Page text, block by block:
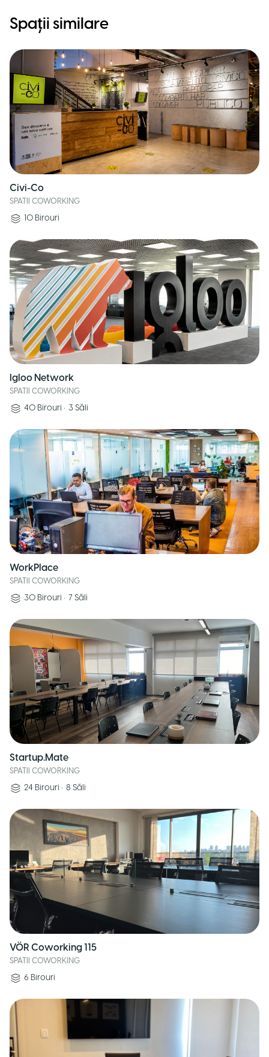
Spații similare
Civi-Co
SPATII COWORKING
10 Birouri
Igloo Network
SPATII COWORKING
40 Birouri • 3 Săli
WorkPlace
SPATII COWORKING
30 Birouri • 7 Săli
Startup.Mate
SPATII COWORKING
24 Birouri • 8 Săli
VÖR Coworking 115
SPATII COWORKING
6 Birouri